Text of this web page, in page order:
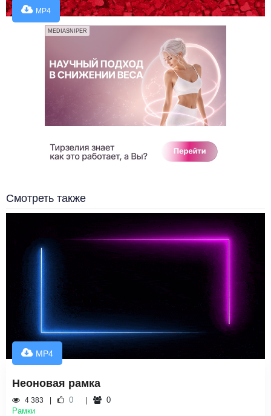
MP4
MEDIASNIPER
Смотреть также
MP4
Неоновая рамка
4 383 0
0
Рамки